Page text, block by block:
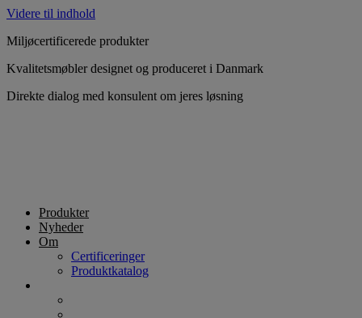
Videre til indhold
Miljøcertificerede produkter
Kvalitetsmøbler designet og produceret i Danmark
Direkte dialog med konsulent om jeres løsning
Produkter
Nyheder
Om
Certificeringer
Produktkatalog